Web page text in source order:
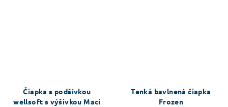
Čiapka s podšívkou
wellsoft s výšivkou Maci
Tenká bavlnená čiapka
Frozen